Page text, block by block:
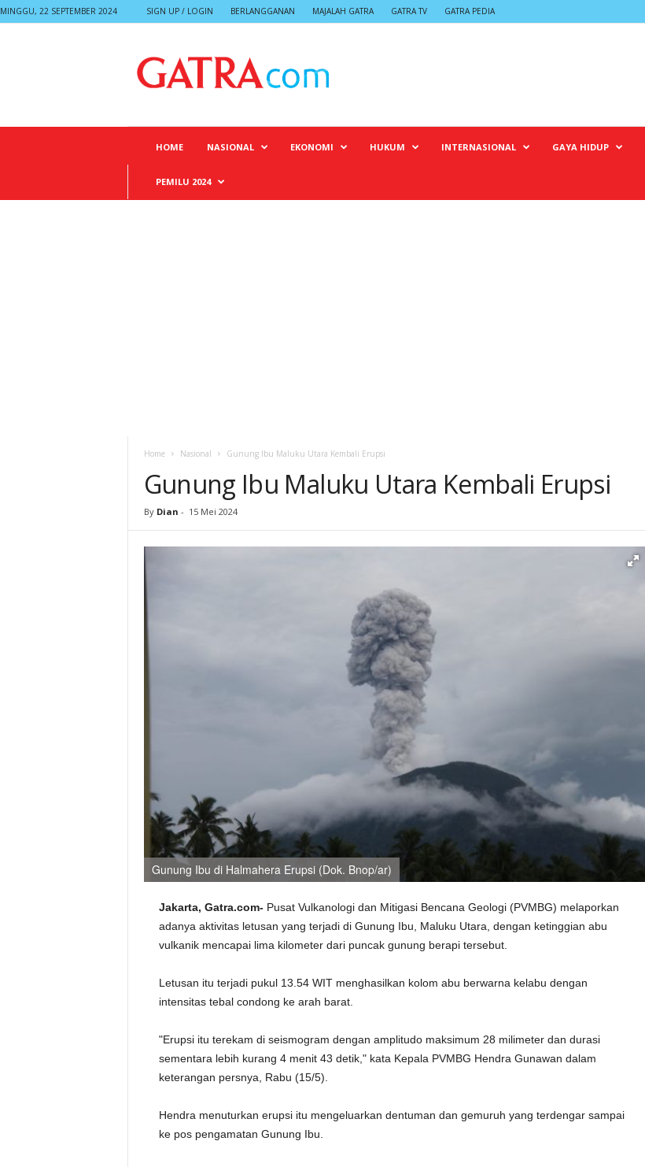
MINGGU, 22 SEPTEMBER 2024 SIGN UP / LOGIN BERLANGGANAN MAJALAH GATRA GATRA TV GATRA PEDIA
HOME NASIONAL EKONOMI HUKUM INTERNASIONAL GAYA HIDUP
PEMILU 2024
Home Nasional Gunung Ibu Maluku Utara Kembali Erupsi
Gunung Ibu Maluku Utara Kembali Erupsi
By Dian - 15 Mei 2024
Gunung Ibu di Halmahera Erupsi (Dok. Bnop/ar)
Jakarta, Gatra.com-Pusat Vulkanologi dan Mitigasi Bencana Geologi (PVMBG) melaporkan
adanya aktivitas letusan yang terjadi di Gunung Ibu, Maluku Utara, dengan ketinggian abu
vulkanik mencapai lima kilometer dari puncak gunung berapi tersebut.
Letusan itu terjadi pukul 13.54 WIT menghasilkan kolom abu berwarna kelabu dengan
intensitas tebal condong ke arah barat.
"Erupsi itu terekam di seismogram dengan amplitudo maksimum 28 milimeter dan durasi
sementara lebih kurang 4 menit 43 detik," kata Kepala PVMBG Hendra Gunawan dalam
keterangan persnya, Rabu (15/5).
Hendra menuturkan erupsi itu mengeluarkan dentuman dan gemuruh yang terdengar sampai
ke pos pengamatan Gunung Ibu.